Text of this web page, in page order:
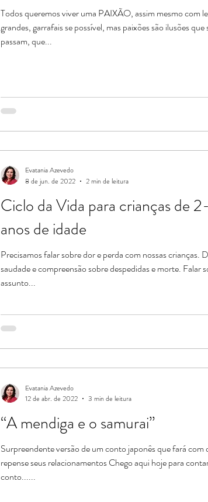
Todos queremos viver uma PAIXÃO, assim mesmo com
grandes, garrafais se possível, mas paixões são ilusões que
passam, que...
Ciclo da Vida para crianças de
anos de idade
Precisamos falar sobre dor e perda com nossas crianças.
saudade e compreensão sobre despedidas e morte. Falar
assunto...
Evatania Azevedo
8 de jun. de 2022
2 min de leitura
“A mendiga e o samurai”
Surpreendente versão de um conto japonês que fará com
repense seus relacionamentos Chego aqui hoje para
conto......
Evatania Azevedo
12 de abr. de 2022
3 min de leitura